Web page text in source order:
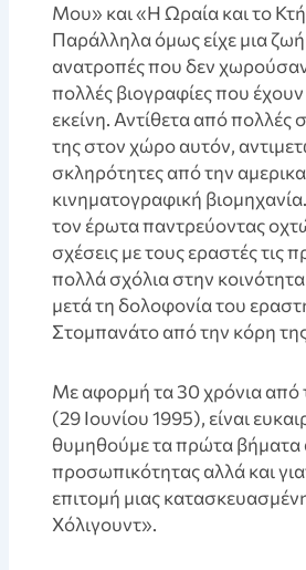
Μου» και «Η Ωραία και το
Παράλληλα όμως είχε μια
ανατροπές που δεν
πολλές βιογραφίες που έχουν
εκείνη. Αντίθετα από
της στον χώρο αυτόν,
σκληρότητες από την
κινηματογραφική
τον έρωτα παντρεύοντας
σχέσεις με τους εραστές τις
πολλά σχόλια στην κοινότητα
μετά τη δολοφονία του
Στομπανάτο από την κόρη
Με αφορμή τα 30 χρόνια από
(29 Ιουνίου 1995), είναι
θυμηθούμε τα πρώτα βήματα
προσωπικότητας αλλά και
επιτομή μιας
Χόλιγουντ».